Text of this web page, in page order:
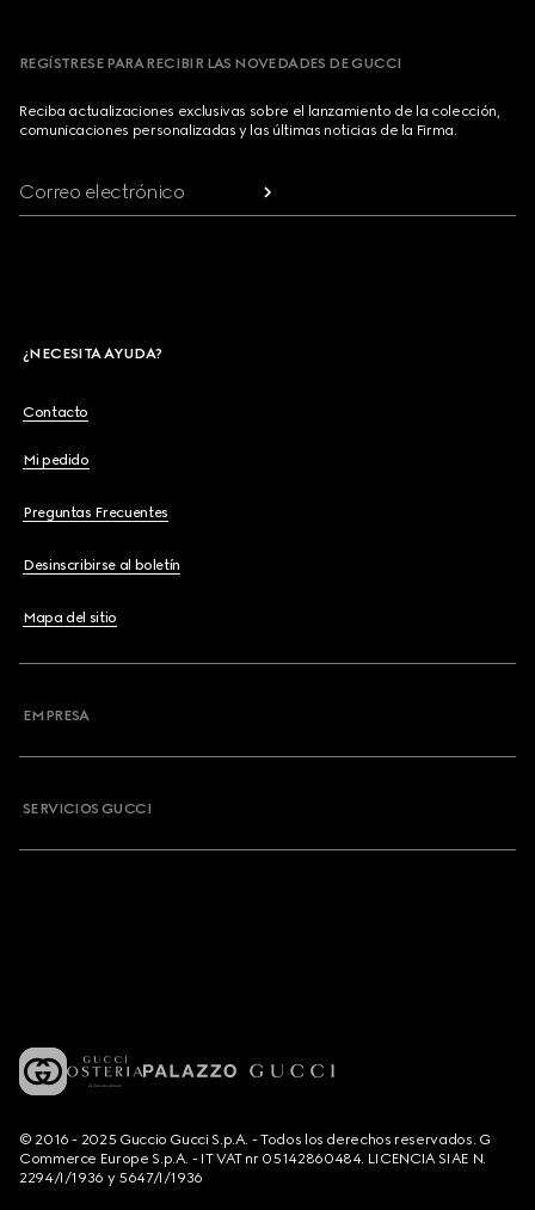
REGÍSTRESE PARA RECIBIR LAS NOVEDADES DE GUCCI
Reciba actualizaciones exclusivas sobre el lanzamiento de la colección,
comunicaciones personalizadas y las últimas noticias de la Firma.
Correo electrónico
¿NECESITA AYUDA?
Contacto
Mi pedido
Preguntas Frecuentes
Desinscribirse al boletín
Mapa del sitio
EMPRESA
SERVICIOS GUCCI
© 2016 - 2025 Guccio Gucci S.p.A. - Todos los derechos reservados. G
Commerce Europe S.p.A. - IT VAT nr 05142860484. LICENCIA SIAE N.
2294/I/1936 y 5647/I/1936